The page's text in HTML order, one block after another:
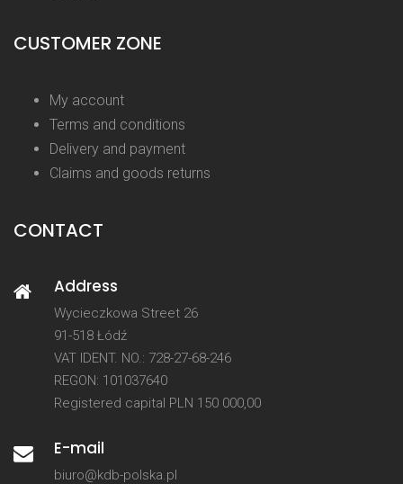
CUSTOMER ZONE
My account
Terms and conditions
Delivery and payment
Claims and goods returns
CONTACT
Address
Wycieczkowa Street 26
91-518 Łódź
VAT IDENT. NO.: 728-27-68-246
REGON: 101037640
Registered capital PLN 150 000,00
E-mail
biuro@kdb-polska.pl